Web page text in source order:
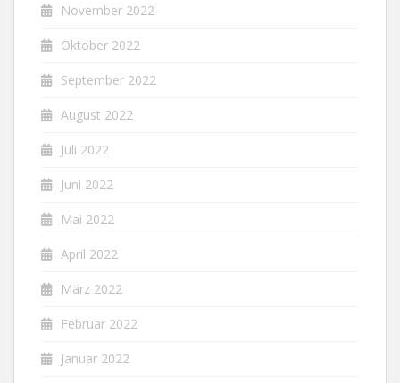
November 2022
Oktober 2022
September 2022
August 2022
Juli 2022
Juni 2022
Mai 2022
April 2022
März 2022
Februar 2022
Januar 2022